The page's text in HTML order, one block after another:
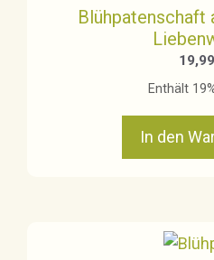
Blühpatenschaft
19,99
Enthält
In den